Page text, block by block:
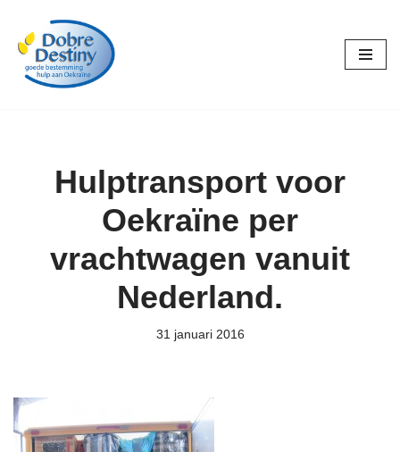
Ga
naar
Hulptransport voor
Oekraïne per
vrachtwagen vanuit
Nederland.
31 januari 2016